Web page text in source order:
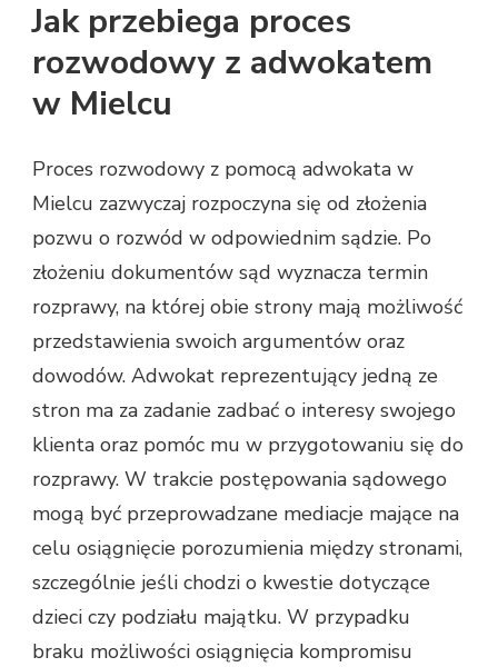
Jak przebiega proces
rozwodowy z adwokatem
w Mielcu
Proces rozwodowy z pomocą adwokata w
Mielcu zazwyczaj rozpoczyna się od złożenia
pozwu o rozwód w odpowiednim sądzie. Po
złożeniu dokumentów sąd wyznacza termin
rozprawy, na której obie strony mają możliwość
przedstawienia swoich argumentów oraz
dowodów. Adwokat reprezentujący jedną ze
stron ma za zadanie zadbać o interesy swojego
klienta oraz pomóc mu w przygotowaniu się do
rozprawy. W trakcie postępowania sądowego
mogą być przeprowadzane mediacje mające na
celu osiągnięcie porozumienia między stronami,
szczególnie jeśli chodzi o kwestie dotyczące
dzieci czy podziału majątku. W przypadku
braku możliwości osiągnięcia kompromisu